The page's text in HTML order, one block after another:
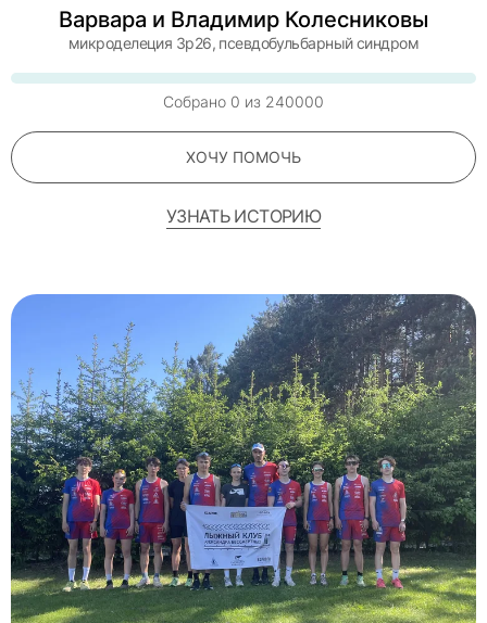
Варвара и Владимир Колесниковы
микроделеция 3р26, псевдобульбарный синдром
Собрано 0 из 240000
ХОЧУ ПОМОЧЬ
УЗНАТЬ ИСТОРИЮ